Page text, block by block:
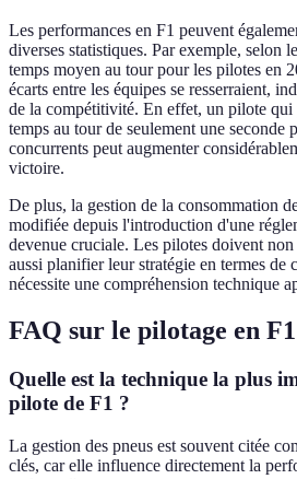
Les performances en F1 peuvent
diverses statistiques. Par exemple, selon
temps moyen au tour pour les pilotes en
écarts entre les équipes se resserraient,
de la compétitivité. En effet, un pilote qui
temps au tour de seulement une seconde
concurrents peut augmenter
victoire.
De plus, la gestion de la consommation
modifiée depuis l'introduction d'une
devenue cruciale. Les pilotes doivent
aussi planifier leur stratégie en termes de
nécessite une compréhension technique
FAQ sur le pilotage en F1
Quelle est la technique la plus
pilote de F1 ?
La gestion des pneus est souvent citée
clés, car elle influence directement la